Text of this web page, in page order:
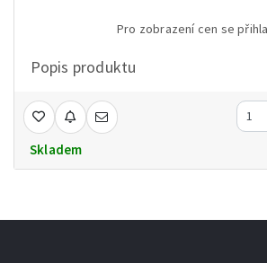
Pro zobrazení cen se
Popis produktu
Skladem